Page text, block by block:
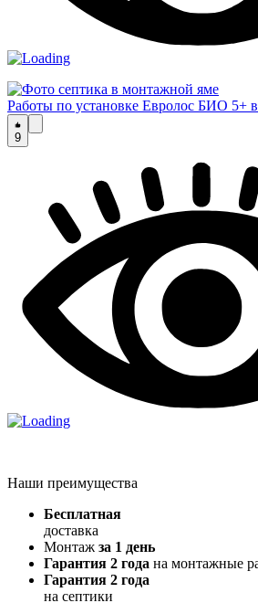
Работы по установке Евролос БИО 5+
9
Наши преимущества
Бесплатная
доставка
Монтаж за 1 день
Гарантия 2 года на монтажные
Гарантия 2 года
на септики